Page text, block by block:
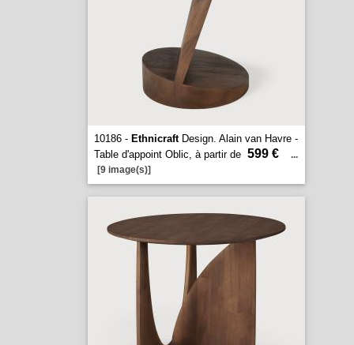
10186 - EthnicraftDesign. Alain van Havre -
Table d'appoint Oblic, à partir de 599 €
...
[9 image(s)]